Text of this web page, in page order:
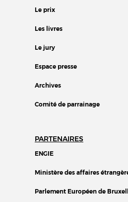
Le prix
Les livres
Le jury
Espace presse
Archives
Comité de parrainage
PARTENAIRES
ENGIE
Ministère des affaires
Parlement Européen de